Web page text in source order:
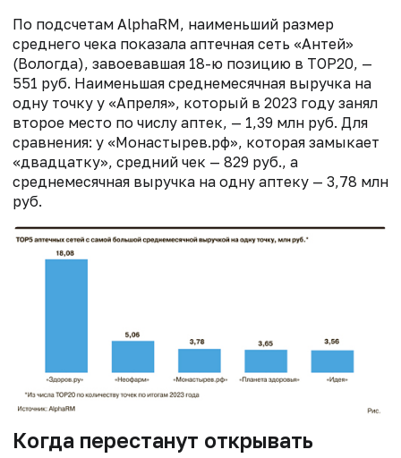
По подсчетам AlphaRM, наименьший размер
среднего чека показала аптечная сеть «Антей»
(Вологда), завоевавшая 18-ю позицию в TOP20, —
551 руб. Наименьшая среднемесячная выручка на
одну точку у «Апреля», который в 2023 году занял
второе место по числу аптек, — 1,39 млн руб. Для
сравнения: у «Монастырев.рф», которая замыкает
«двадцатку», средний чек — 829 руб., а
среднемесячная выручка на одну аптеку — 3,78 млн
руб.
Когда перестанут открывать